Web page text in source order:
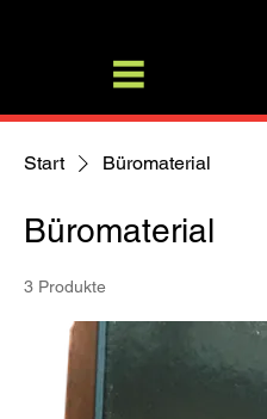
Start Büromaterial
Büromaterial
3 Produkte